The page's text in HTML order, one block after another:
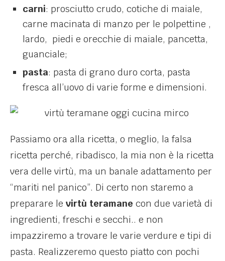
carni: prosciutto crudo, cotiche di maiale,
carne macinata di manzo per le polpettine ,
lardo, piedi e orecchie di maiale, pancetta,
guanciale;
pasta: pasta di grano duro corta, pasta
fresca all’uovo di varie forme e dimensioni.
Passiamo ora alla ricetta, o meglio, la falsa
ricetta perché, ribadisco, la mia non è la ricetta
vera delle virtù, ma un banale adattamento per
“mariti nel panico”. Di certo non staremo a
preparare le virtù teramane con due varietà di
ingredienti, freschi e secchi.. e non
impazziremo a trovare le varie verdure e tipi di
pasta. Realizzeremo questo piatto con pochi